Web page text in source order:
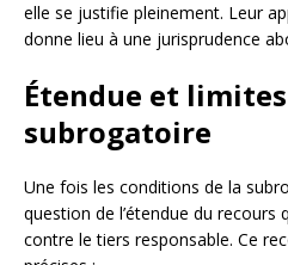
elle se justifie pleinement. Leur
donne lieu à une jurisprudence
Étendue et
subrogatoire
Une fois les conditions de la
question de l’étendue du recours
contre le tiers responsable. Ce